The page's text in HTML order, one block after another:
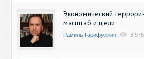
Экономический
масштаб и цели
Рамиль Гарифуллин 3 978